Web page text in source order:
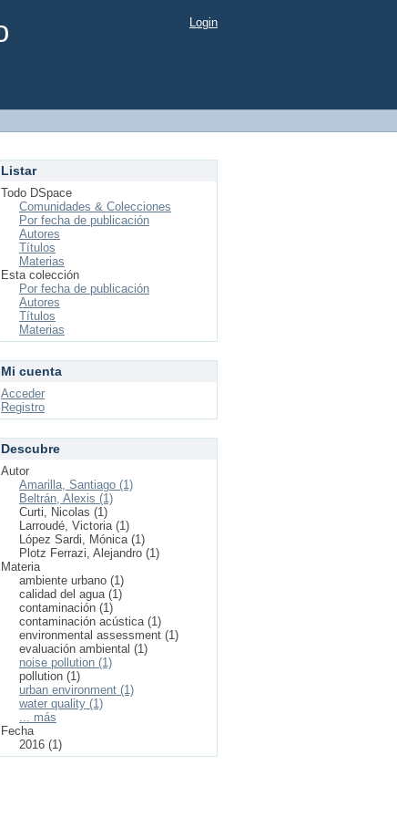
Login
Listar
Todo DSpace
Comunidades & Colecciones
Por fecha de publicación
Autores
Títulos
Materias
Esta colección
Por fecha de publicación
Autores
Títulos
Materias
Mi cuenta
Acceder
Registro
Descubre
Autor
Amarilla, Santiago (1)
Beltrán, Alexis (1)
Curti, Nicolas (1)
Larroudé, Victoria (1)
López Sardi, Mónica (1)
Plotz Ferrazi, Alejandro (1)
Materia
ambiente urbano (1)
calidad del agua (1)
contaminación (1)
contaminación acústica (1)
environmental assessment (1)
evaluación ambiental (1)
noise pollution (1)
pollution (1)
urban environment (1)
water quality (1)
... más
Fecha
2016 (1)